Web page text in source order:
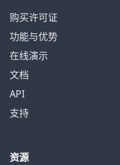
购买许可证
功能与优势
在线演示
文档
API
支持
资源